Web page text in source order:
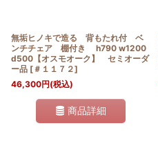
無垢ヒノキで造る 背もたれ付 ベ
ンチチェア 棚付き h790 w1200
d500【オスモオーク】 セミオーダ
ー品 [ ＃１１７２]
46,300円(税込)
商品詳細